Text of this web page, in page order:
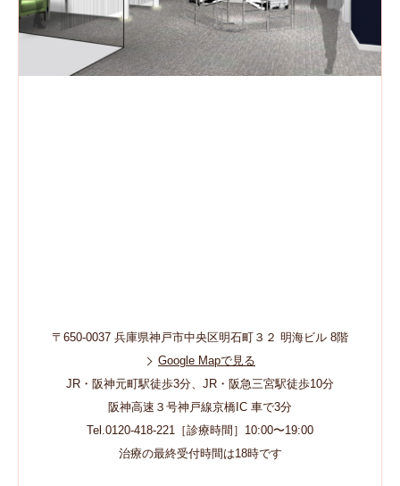
〒650-0037 兵庫県神戸市中央区明石町３２ 明海ビル 8階
Google Mapで見る
JR・阪神元町駅徒歩3分、JR・阪急三宮駅徒歩10分
阪神高速３号神戸線京橋IC 車で3分
Tel.0120-418-221［診療時間］10:00〜19:00
治療の最終受付時間は18時です